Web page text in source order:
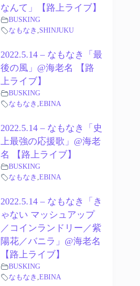
なんて」【路上ライブ】
BUSKING
なもなき SHINJUKU
2022.5.14 – なもなき「最
後の風」@海老名 【路
上ライブ】
BUSKING
なもなき EBINA
2022.5.14 – なもなき「史
上最強の応援歌」@海老
名 【路上ライブ】
BUSKING
なもなき EBINA
2022.5.14 – なもなき「き
ゃない マッシュアップ
／コインランドリー／紫
陽花／バニラ」@海老名
【路上ライブ】
BUSKING
なもなき EBINA